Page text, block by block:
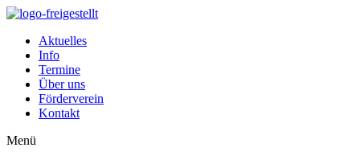
Zum
wechselnAktuelles
Info
Termine
Über uns
Förderverein
Kontakt
Menü